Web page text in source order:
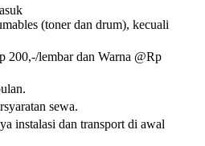
(toner dan drum), kecuali
200,-/lembar dan Warna @Rp
sewa.
instalasi dan transport di awal